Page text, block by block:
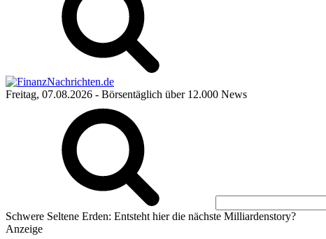
Freitag, 07.08.2026 - Börsentäglich über 12.000 News
Schwere Seltene Erden: Entsteht hier die nächste Milliardenstory?
Anzeige